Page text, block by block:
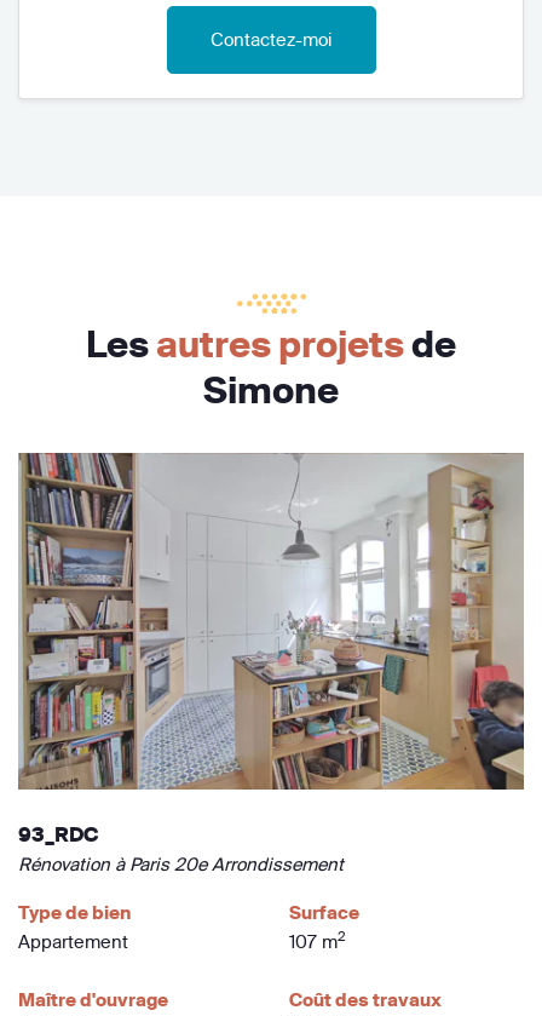
Contactez-moi
Lesautres projetsde
Simone
93_RDC
Rénovation à Paris 20e Arrondissement
Type de bien
Appartement
Surface
107 m2
Maître d'ouvrage
Coût des travaux